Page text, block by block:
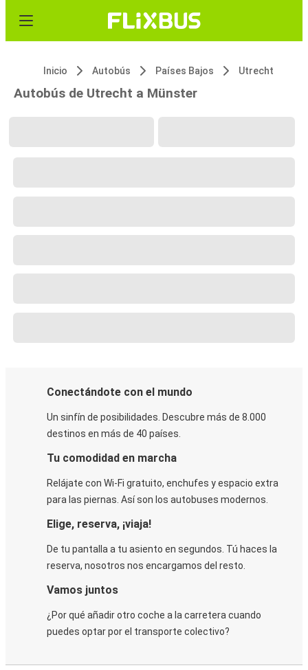
Inicio Autobús Países Bajos Utrecht
Autobús de Utrecht a Münster
Conectándote con el mundo
Un sinfín de posibilidades. Descubre más de 8.000
destinos en más de 40 países.
Tu comodidad en marcha
Relájate con Wi-Fi gratuito, enchufes y espacio extra
para las piernas. Así son los autobuses modernos.
Elige, reserva, ¡viaja!
De tu pantalla a tu asiento en segundos. Tú haces la
reserva, nosotros nos encargamos del resto.
Vamos juntos
¿Por qué añadir otro coche a la carretera cuando
puedes optar por el transporte colectivo?